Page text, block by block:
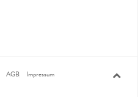
AGB Impressum